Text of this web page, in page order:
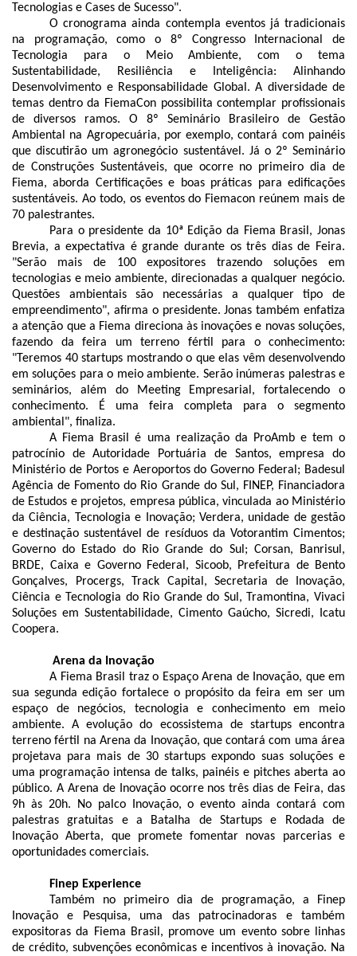
Tecnologias e Cases de Sucesso".
O cronograma ainda contempla eventos já tradicionais
na programação, como o 8º Congresso Internacional de
Tecnologia para o Meio Ambiente, com o tema
Sustentabilidade, Resiliência e Inteligência: Alinhando
Desenvolvimento e Responsabilidade Global. A diversidade de
temas dentro da FiemaCon possibilita contemplar profissionais
de diversos ramos. O 8º Seminário Brasileiro de Gestão
Ambiental na Agropecuária, por exemplo, contará com painéis
que discutirão um agronegócio sustentável. Já o 2º Seminário
de Construções Sustentáveis, que ocorre no primeiro dia de
Fiema, aborda Certificações e boas práticas para edificações
sustentáveis. Ao todo, os eventos do Fiemacon reúnem mais de
70 palestrantes.
Para o presidente da 10ª Edição da Fiema Brasil, Jonas
Brevia, a expectativa é grande durante os três dias de Feira.
"Serão mais de 100 expositores trazendo soluções em
tecnologias e meio ambiente, direcionadas a qualquer negócio.
Questões ambientais são necessárias a qualquer tipo de
empreendimento", afirma o presidente. Jonas também enfatiza
a atenção que a Fiema direciona às inovações e novas soluções,
fazendo da feira um terreno fértil para o conhecimento:
"Teremos 40 startups mostrando o que elas vêm desenvolvendo
em soluções para o meio ambiente. Serão inúmeras palestras e
seminários, além do Meeting Empresarial, fortalecendo o
conhecimento. É uma feira completa para o segmento
ambiental", finaliza.
A Fiema Brasil é uma realização da ProAmb e tem o
patrocínio de Autoridade Portuária de Santos, empresa do
Ministério de Portos e Aeroportos do Governo Federal; Badesul
Agência de Fomento do Rio Grande do Sul, FINEP, Financiadora
de Estudos e projetos, empresa pública, vinculada ao Ministério
da Ciência, Tecnologia e Inovação; Verdera, unidade de gestão
e destinação sustentável de resíduos da Votorantim Cimentos;
Governo do Estado do Rio Grande do Sul; Corsan, Banrisul,
BRDE, Caixa e Governo Federal, Sicoob, Prefeitura de Bento
Gonçalves, Procergs, Track Capital, Secretaria de Inovação,
Ciência e Tecnologia do Rio Grande do Sul, Tramontina, Vivaci
Soluções em Sustentabilidade, Cimento Gaúcho, Sicredi, Icatu
Coopera.
Arena da Inovação
A Fiema Brasil traz o Espaço Arena de Inovação, que em
sua segunda edição fortalece o propósito da feira em ser um
espaço de negócios, tecnologia e conhecimento em meio
ambiente. A evolução do ecossistema de startups encontra
terreno fértil na Arena da Inovação, que contará com uma área
projetava para mais de 30 startups expondo suas soluções e
uma programação intensa de talks, painéis e pitches aberta ao
público. A Arena de Inovação ocorre nos três dias de Feira, das
9h às 20h. No palco Inovação, o evento ainda contará com
palestras gratuitas e a Batalha de Startups e Rodada de
Inovação Aberta, que promete fomentar novas parcerias e
oportunidades comerciais.
Finep Experience
Também no primeiro dia de programação, a Finep
Inovação e Pesquisa, uma das patrocinadoras e também
expositoras da Fiema Brasil, promove um evento sobre linhas
de crédito, subvenções econômicas e incentivos à inovação. Na